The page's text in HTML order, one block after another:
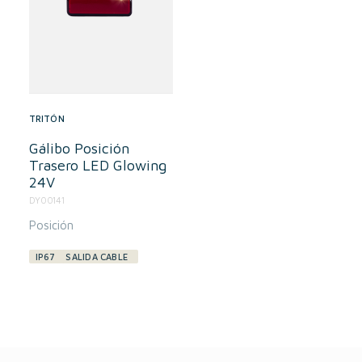
TRITÓN
Gálibo Posición
Trasero LED Glowing
24V
DY00141
Posición
IP67 SALIDA CABLE